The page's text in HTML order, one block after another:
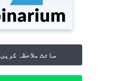
سائٹ ملاحظہ کریں